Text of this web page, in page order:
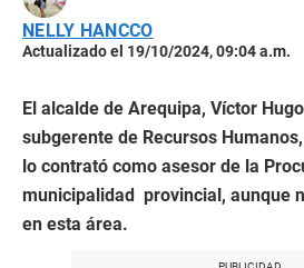
NELLY HANCCO
Actualizado el 19/10/2024, 09:04 a.m.
El alcalde de Arequipa, Víctor
subgerente de Recursos
lo contrató como asesor de la
municipalidad provincial, aunque
en esta área.